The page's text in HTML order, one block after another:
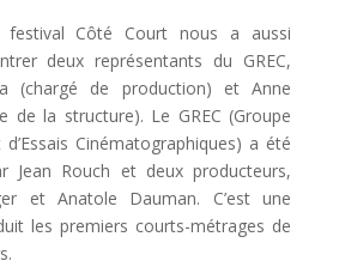
Côté Court nous a aussi
deux représentants du GREC,
(chargé de production) et Anne
de la structure). Le GREC (Groupe
Cinématographiques) a été
Jean Rouch et deux producteurs,
et Anatole Dauman. C’est une
les premiers courts-métrages de